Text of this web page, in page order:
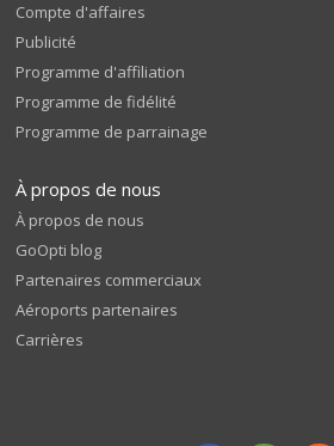
Compte d'affaires
Publicité
Programme d'affiliation
Programme de fidélité
Programme de parrainage
À propos de nous
À propos de nous
GoOpti blog
Partenaires commerciaux
Aéroports partenaires
Carrières